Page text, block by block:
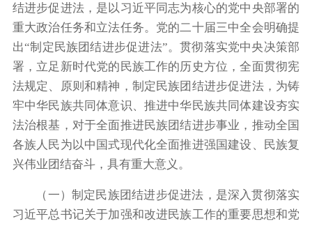
结进步促进法，是以习近平同志为核心的党中央部署的
重大政治任务和立法任务。党的二十届三中全会明确提
出“制定民族团结进步促进法”。贯彻落实党中央决策部
署，立足新时代党的民族工作的历史方位，全面贯彻宪
法规定、原则和精神，制定民族团结进步促进法，为铸
牢中华民族共同体意识、推进中华民族共同体建设夯实
法治根基，对于全面推进民族团结进步事业，推动全国
各族人民为以中国式现代化全面推进强国建设、民族复
兴伟业团结奋斗，具有重大意义。
（一）制定民族团结进步促进法，是深入贯彻落实
习近平总书记关于加强和改进民族工作的重要思想和党